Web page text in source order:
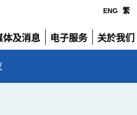
ENG 繁
体及消息
电子服务
展
关於我们
展